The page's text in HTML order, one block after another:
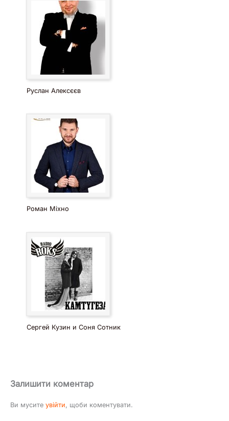
Руслан Алексєєв
Роман Міхно
Сергей Кузин и Соня Сотник
Залишити коментар
Ви мусите увійти, щоби коментувати.